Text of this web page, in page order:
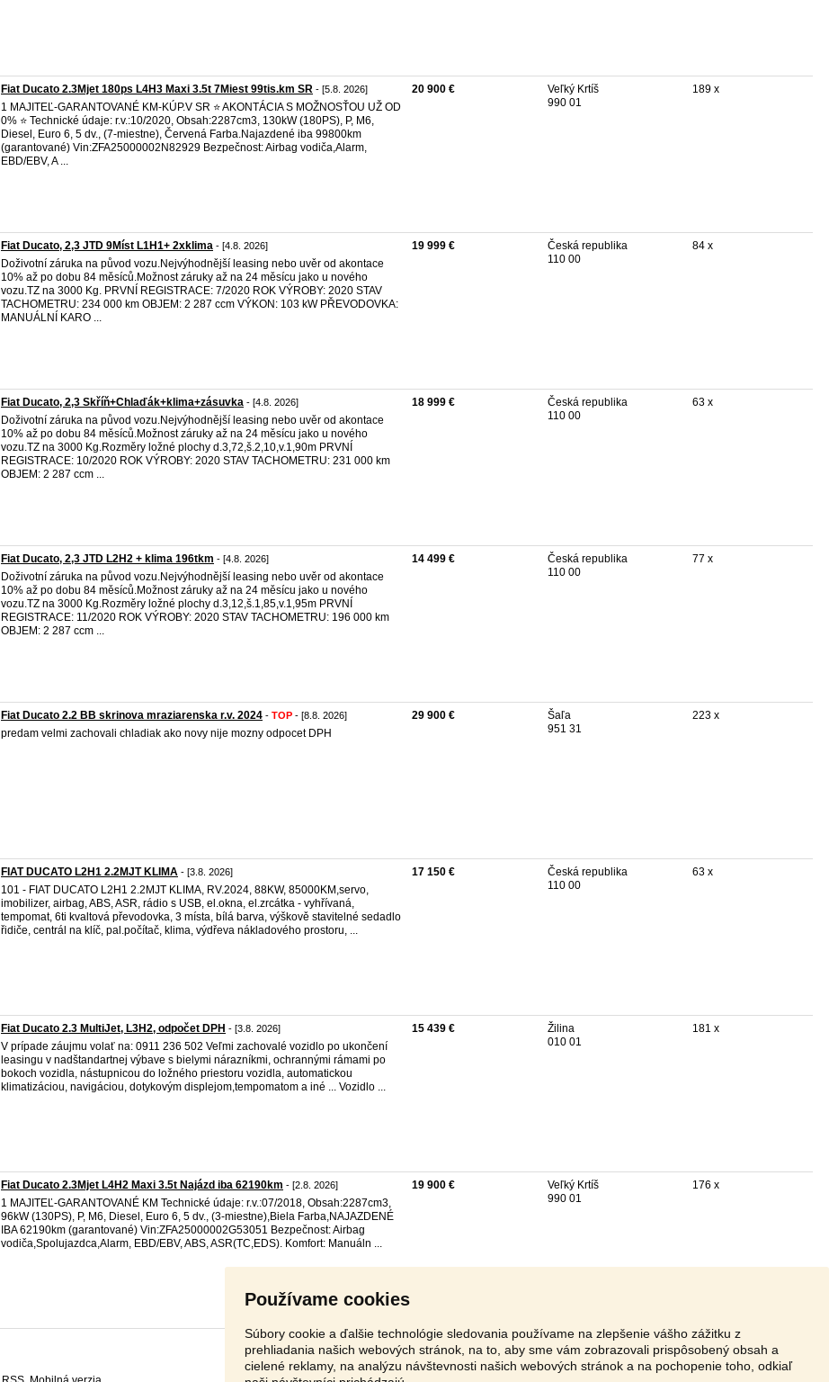
Používame cookies
Súbory cookie a ďalšie technológie sledovania používame na zlepšenie vášho zážitku z
prehliadania našich webových stránok, na to, aby sme vám zobrazovali prispôsobený obsah a
cielené reklamy, na analýzu návštevnosti našich webových stránok a na pochopenie toho, odkiaľ
Fiat Ducato 2.3Mjet 180ps L4H3 Maxi 3.5t 7Miest 99tis.km SR - [5.8. 2026]
1 MAJITEĽ-GARANTOVANÉ KM-KÚP.V SR ⭐ AKONTÁCIA S MOŽNOSŤOU UŽ OD
0% ⭐ Technické údaje: r.v.:10/2020, Obsah:2287cm3, 130kW (180PS), P, M6,
Diesel, Euro 6, 5 dv., (7-miestne), Červená Farba.Najazdené iba 99800km
(garantované) Vin:ZFA25000002N82929 Bezpečnost: Airbag vodiča,Alarm,
EBD/EBV, A ...
20 900 €
Veľký Krtíš
990 01
189 x
Fiat Ducato, 2,3 JTD 9Míst L1H1+ 2xklima - [4.8. 2026]
Doživotní záruka na původ vozu.Nejvýhodnější leasing nebo uvěr od akontace
10% až po dobu 84 měsíců.Možnost záruky až na 24 měsícu jako u nového
vozu.TZ na 3000 Kg. PRVNÍ REGISTRACE: 7/2020 ROK VÝROBY: 2020 STAV
TACHOMETRU: 234 000 km OBJEM: 2 287 ccm VÝKON: 103 kW PŘEVODOVKA:
MANUÁLNÍ KARO ...
19 999 €
Česká republika
110 00
84 x
Fiat Ducato, 2,3 Skříň+Chlaďák+klima+zásuvka - [4.8. 2026]
Doživotní záruka na původ vozu.Nejvýhodnější leasing nebo uvěr od akontace
10% až po dobu 84 měsíců.Možnost záruky až na 24 měsícu jako u nového
vozu.TZ na 3000 Kg.Rozměry ložné plochy d.3,72,š.2,10,v.1,90m PRVNÍ
REGISTRACE: 10/2020 ROK VÝROBY: 2020 STAV TACHOMETRU: 231 000 km
OBJEM: 2 287 ccm ...
18 999 €
Česká republika
110 00
63 x
Fiat Ducato, 2,3 JTD L2H2 + klima 196tkm - [4.8. 2026]
Doživotní záruka na původ vozu.Nejvýhodnější leasing nebo uvěr od akontace
10% až po dobu 84 měsíců.Možnost záruky až na 24 měsícu jako u nového
vozu.TZ na 3000 Kg.Rozměry ložné plochy d.3,12,š.1,85,v.1,95m PRVNÍ
REGISTRACE: 11/2020 ROK VÝROBY: 2020 STAV TACHOMETRU: 196 000 km
OBJEM: 2 287 ccm ...
14 499 €
Česká republika
110 00
77 x
Fiat Ducato 2.2 BB skrinova mraziarenska r.v. 2024 - TOP - [8.8. 2026]
predam velmi zachovali chladiak ako novy nije mozny odpocet DPH
29 900 €
Šaľa
951 31
223 x
FIAT DUCATO L2H1 2.2MJT KLIMA - [3.8. 2026]
101 - FIAT DUCATO L2H1 2.2MJT KLIMA, RV.2024, 88KW, 85000KM,servo,
imobilizer, airbag, ABS, ASR, rádio s USB, el.okna, el.zrcátka - vyhřívaná,
tempomat, 6ti kvaltová převodovka, 3 místa, bílá barva, výškově stavitelné sedadlo
řidiče, centrál na klíč, pal.počítač, klima, výdřeva nákladového prostoru, ...
17 150 €
Česká republika
110 00
63 x
Fiat Ducato 2.3 MultiJet, L3H2, odpočet DPH - [3.8. 2026]
V prípade záujmu volať na: 0911 236 502 Veľmi zachovalé vozidlo po ukončení
leasingu v nadštandartnej výbave s bielymi nárazníkmi, ochrannými rámami po
bokoch vozidla, nástupnicou do ložného priestoru vozidla, automatickou
klimatizáciou, navigáciou, dotykovým displejom,tempomatom a iné ... Vozidlo ...
15 439 €
Žilina
010 01
181 x
Fiat Ducato 2.3Mjet L4H2 Maxi 3.5t Najázd iba 62190km - [2.8. 2026]
1 MAJITEĽ-GARANTOVANÉ KM Technické údaje: r.v.:07/2018, Obsah:2287cm3,
96kW (130PS), P, M6, Diesel, Euro 6, 5 dv., (3-miestne),Biela Farba,NAJAZDENÉ
IBA 62190km (garantované) Vin:ZFA25000002G53051 Bezpečnost: Airbag
vodiča,Spolujazdca,Alarm, EBD/EBV, ABS, ASR(TC,EDS). Komfort: Manuáln ...
19 900 €
Veľký Krtíš
990 01
176 x